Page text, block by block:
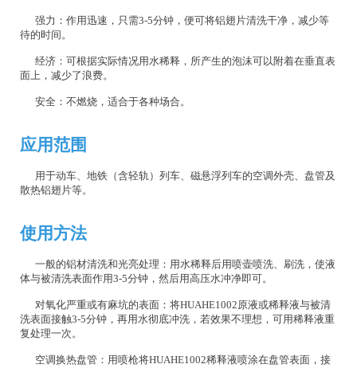
强力：作用迅速，只需3-5分钟，便可将铝翅片清洗干净，减少等
待的时间。
经济：可根据实际情况用水稀释，所产生的泡沫可以附着在垂直表
面上，减少了浪费。
安全：不燃烧，适合于各种场合。
应用范围
用于动车、地铁（含轻轨）列车、磁悬浮列车的空调外壳、盘管及
散热铝翅片等。
使用方法
一般的铝材清洗和光亮处理：用水稀释后用喷壶喷洗、刷洗，使液
体与被清洗表面作用3-5分钟，然后用高压水冲净即可。
对氧化严重或有麻坑的表面：将HUAHE1002原液或稀释液与被清
洗表面接触3-5分钟，再用水彻底冲洗，若效果不理想，可用稀释液重
复处理一次。
空调换热盘管：用喷枪将HUAHE1002稀释液喷涂在盘管表面，接